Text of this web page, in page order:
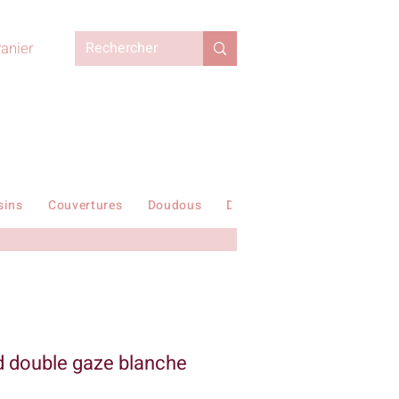
Couvertures Doudous Duvets enfant
gaze blanche